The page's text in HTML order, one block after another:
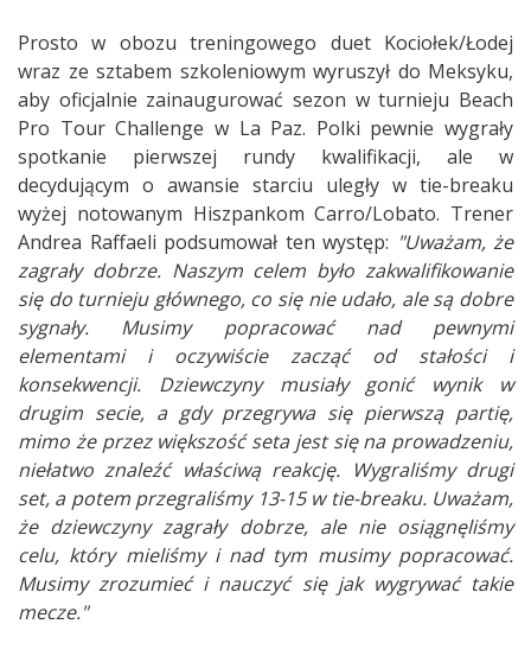
Prosto w obozu treningowego duet Kociołek/Łodej
wraz ze sztabem szkoleniowym wyruszył do Meksyku,
aby oficjalnie zainaugurować sezon w turnieju Beach
Pro Tour Challenge w La Paz. Polki pewnie wygrały
spotkanie pierwszej rundy kwalifikacji, ale w
decydującym o awansie starciu uległy w tie-breaku
wyżej notowanym Hiszpankom Carro/Lobato. Trener
Andrea Raffaeli podsumował ten występ: "Uważam, że
zagrały dobrze. Naszym celem było zakwalifikowanie
się do turnieju głównego, co się nie udało, ale są dobre
sygnały. Musimy popracować nad pewnymi
elementami i oczywiście zacząć od stałości i
konsekwencji. Dziewczyny musiały gonić wynik w
drugim secie, a gdy przegrywa się pierwszą partię,
mimo że przez większość seta jest się na prowadzeniu,
niełatwo znaleźć właściwą reakcję. Wygraliśmy drugi
set, a potem przegraliśmy 13-15 w tie-breaku. Uważam,
że dziewczyny zagrały dobrze, ale nie osiągnęliśmy
celu, który mieliśmy i nad tym musimy popracować.
Musimy zrozumieć i nauczyć się jak wygrywać takie
mecze."